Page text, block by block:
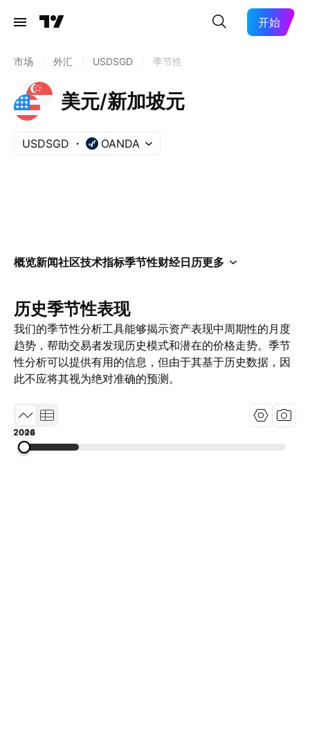
开始
市场 外汇 USDSGD 季节性
美元/新加坡元
USDSGD OANDA
概览新闻社区技术指标季节性财经日历更多
历史季节性表现
我们的季节性分析工具能够揭示资产表现中周期性的月度
趋势，帮助交易者发现历史模式和潜在的价格走势。季节
性分析可以提供有用的信息，但由于其基于历史数据，因
此不应将其视为绝对准确的预测。
2002
2014
2026